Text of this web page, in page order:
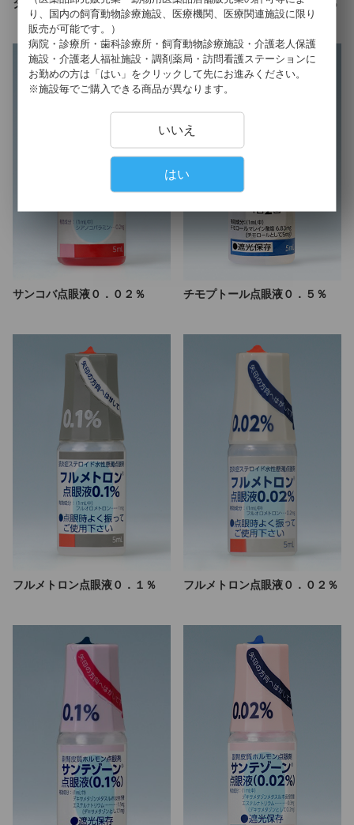
タリビッド眼軟膏０．３％ ヒアレインミニ点眼液０．３％
サンコバ点眼液０．０２％ チモプトール点眼液０．５％
フルメトロン点眼液０．１％ フルメトロン点眼液０．０２％
り、国内の飼育動物診療施設、医療機関、医療関連施設に限り
販売が可能です。）
病院・診療所・歯科診療所・飼育動物診療施設・介護老人保護
施設・介護老人福祉施設・調剤薬局・訪問看護ステーションに
お勤めの方は「はい」をクリックして先にお進みください。
※施設毎でご購入できる商品が異なります。
いいえ
はい